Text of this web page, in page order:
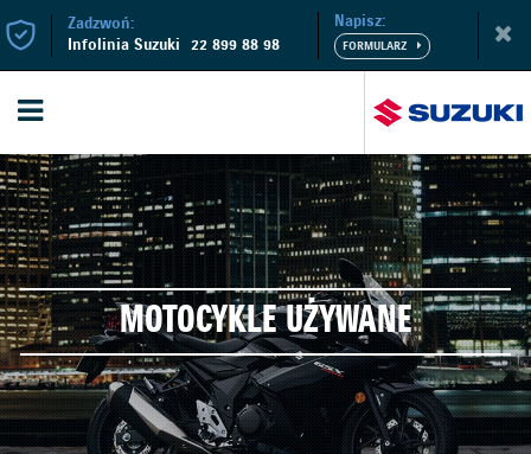
Zadzwoń:
Infolinia Suzuki 22 899 88 98
Napisz:
MOTOCYKLE UŻYWANE